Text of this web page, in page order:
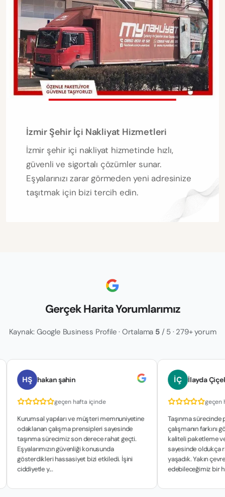
İzmir Şehir İçi Nakliyat Hizmetleri
İzmir şehir içi nakliyat hizmetinde hızlı,
güvenli ve sigortalı çözümler sunar.
Eşyalarınızı zarar görmeden yeni adresinize
taşıtmak için bizi tercih edin.
Gerçek Harita Yorumlarımız
Kaynak: Google Business Profile · Ortalama 5/ 5 · 279+ yorum
hakan şahin
geçen hafta içinde
yapıları ve müşteri memnuniyetine
çalışma prensipleri sayesinde
sürecimiz son derece rahat geçti.
güvenliği konusunda
hassasiyet bizi etkiledi. İşini
y...
İlayda Çiçek
geçen hafta
Taşınma sürecinde
çalışmanın farkını gördük.
kaliteli paketleme ve
sayesinde oldukça rahat
yaşadık. Yakın çevremize
edebileceğimiz bir hiz...